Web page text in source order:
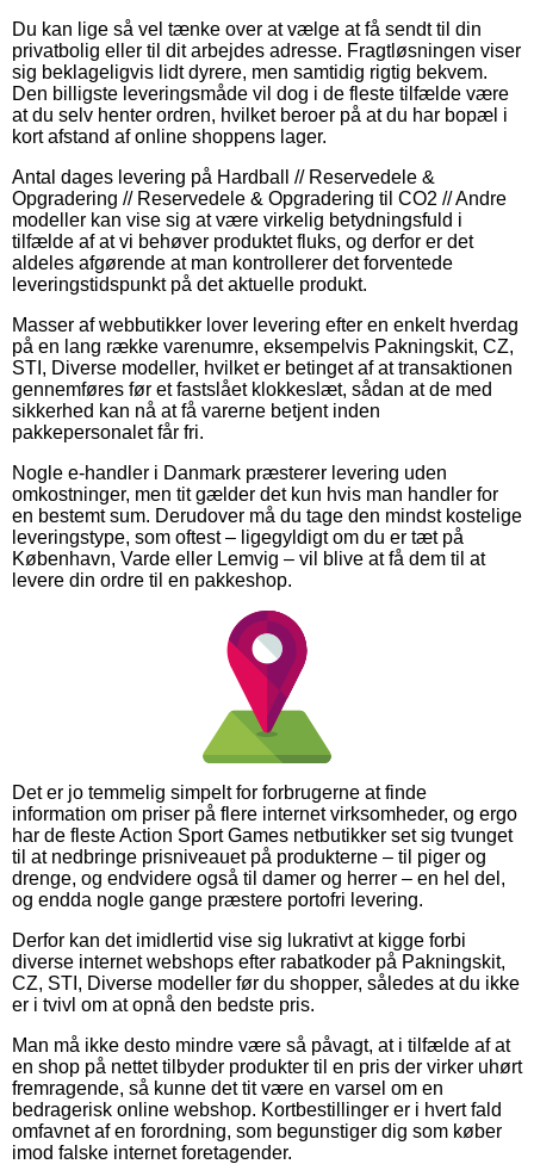
Du kan lige så vel tænke over at vælge at få sendt til din
privatbolig eller til dit arbejdes adresse. Fragtløsningen viser
sig beklageligvis lidt dyrere, men samtidig rigtig bekvem.
Den billigste leveringsmåde vil dog i de fleste tilfælde være
at du selv henter ordren, hvilket beroer på at du har bopæl i
kort afstand af online shoppens lager.
Antal dages levering på Hardball // Reservedele &
Opgradering // Reservedele & Opgradering til CO2 // Andre
modeller kan vise sig at være virkelig betydningsfuld i
tilfælde af at vi behøver produktet fluks, og derfor er det
aldeles afgørende at man kontrollerer det forventede
leveringstidspunkt på det aktuelle produkt.
Masser af webbutikker lover levering efter en enkelt hverdag
på en lang række varenumre, eksempelvis Pakningskit, CZ,
STI, Diverse modeller, hvilket er betinget af at transaktionen
gennemføres før et fastslået klokkeslæt, sådan at de med
sikkerhed kan nå at få varerne betjent inden
pakkepersonalet får fri.
Nogle e-handler i Danmark præsterer levering uden
omkostninger, men tit gælder det kun hvis man handler for
en bestemt sum. Derudover må du tage den mindst kostelige
leveringstype, som oftest – ligegyldigt om du er tæt på
København, Varde eller Lemvig – vil blive at få dem til at
levere din ordre til en pakkeshop.
Det er jo temmelig simpelt for forbrugerne at finde
information om priser på flere internet virksomheder, og ergo
har de fleste Action Sport Games netbutikker set sig tvunget
til at nedbringe prisniveauet på produkterne – til piger og
drenge, og endvidere også til damer og herrer – en hel del,
og endda nogle gange præstere portofri levering.
Derfor kan det imidlertid vise sig lukrativt at kigge forbi
diverse internet webshops efter rabatkoder på Pakningskit,
CZ, STI, Diverse modeller før du shopper, således at du ikke
er i tvivl om at opnå den bedste pris.
Man må ikke desto mindre være så påvagt, at i tilfælde af at
en shop på nettet tilbyder produkter til en pris der virker uhørt
fremragende, så kunne det tit være en varsel om en
bedragerisk online webshop. Kortbestillinger er i hvert fald
omfavnet af en forordning, som begunstiger dig som køber
imod falske internet foretagender.